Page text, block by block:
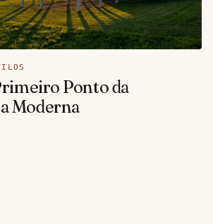
Ponto da
Moderna